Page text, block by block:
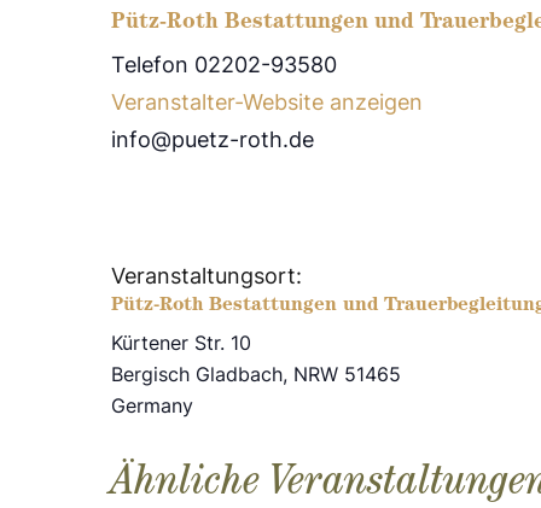
Pütz-Roth Bestattungen und
Telefon 02202-93580
Veranstalter-Website anzeigen
info@puetz-roth.de
Veranstaltungsort:
Pütz-Roth Bestattungen und
Kürtener Str. 10
Bergisch Gladbach, NRW 51465
Germany
Ähnliche